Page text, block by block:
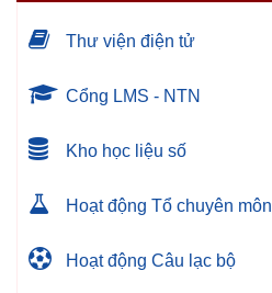
Thư viện điện tử
Cổng LMS - NTN
Kho học liệu số
Hoạt động Tổ chuyên môn
Hoạt động Câu lạc bộ